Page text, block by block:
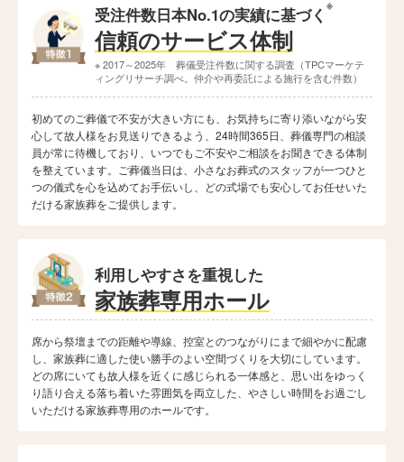
受注件数日本No.1の実績に基づく ※
信頼のサービス体制
※ 2017～2025年 葬儀受注件数に関する調査（TPCマーケテ
ィングリサーチ調べ。仲介や再委託による施行を含む件数）
初めてのご葬儀で不安が大きい方にも、お気持ちに寄り添いながら安
心して故人様をお見送りできるよう、24時間365日、葬儀専門の相談
員が常に待機しており、いつでもご不安やご相談をお聞きできる体制
を整えています。ご葬儀当日は、小さなお葬式のスタッフが一つひと
つの儀式を心を込めてお手伝いし、どの式場でも安心してお任せいた
だける家族葬をご提供します。
利用しやすさを重視した
家族葬専用ホール
席から祭壇までの距離や導線、控室とのつながりにまで細やかに配慮
し、家族葬に適した使い勝手のよい空間づくりを大切にしています。
どの席にいても故人様を近くに感じられる一体感と、思い出をゆっく
り語り合える落ち着いた雰囲気を両立した、やさしい時間をお過ごし
いただける家族葬専用のホールです。